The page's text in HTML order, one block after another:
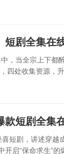
短剧全集在
，当全宗上下
四处收集资源，
款短剧全集
短剧，讲述穿
启“保命求生”